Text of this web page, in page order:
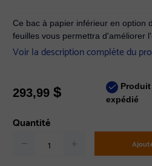
Ce bac à papier inférieur en option
feuilles vous permettra d'améliorer
Voir la description complète du
293,99$
expédié
Quantité